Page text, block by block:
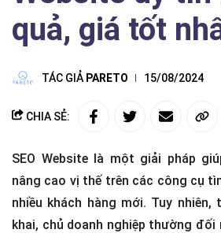
quả, giá tốt
TÁC GIẢ PARETO 15/08/2024
CHIA SẺ:
SEO Website là một giải pháp
nâng cao vị thế trên các công cụ
nhiều khách hàng mới. Tuy
khai, chủ doanh nghiệp thường đối